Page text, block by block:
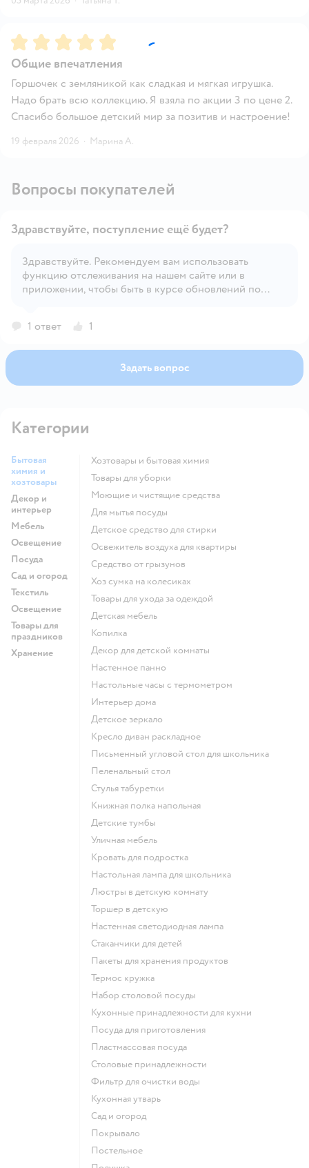
Рейтинг:5
Общие впечатления
Горшочек с земляникой как сладкая и мягкая игрушка.
Надо брать всю коллекцию. Я взяла по акции 3 по цене 2.
Спасибо большое детский мир за позитив и настроение!
19 февраля 2026 · Марина А.
Вопросы покупателей
Открыть вопрос
Здравствуйте, поступление ещё будет?
Здравствуйте. Рекомендуем вам использовать
функцию отслеживания на нашем сайте или в
приложении, чтобы быть в курсе обновлений по
1 ответ
1
Задать вопрос
Категории
Бытовая
химия и
хозтовары
Декор и
интерьер
Мебель
Освещение
Посуда
Сад и огород
Текстиль
Освещение
Товары для
праздников
Хранение
Хозтовары и бытовая химия
Товары для уборки
моющие и чистящие средства
для мытья посуды
детское средство для стирки
освежитель воздуха для квартиры
средство от грызунов
хоз сумка на колесиках
Товары для ухода за одеждой
Детская мебель
Копилка
Декор для детской комнаты
Настенное панно
Настольные часы с термометром
Интерьер дома
Детское зеркало
Кресло диван раскладное
Письменный угловой стол для школьника
Пеленальный стол
Стулья табуретки
Книжная полка напольная
Детские тумбы
Уличная мебель
Кровать для подростка
Настольная лампа для школьника
Люстры в детскую комнату
Торшер в детскую
Настенная светодиодная лампа
Стаканчики для детей
Пакеты для хранения продуктов
Термос кружка
Набор столовой посуды
Кухонные принадлежности для кухни
Посуда для приготовления
Пластмассовая посуда
Столовые принадлежности
Фильтр для очистки воды
Кухонная утварь
Сад и огород
Покрывало
Постельное